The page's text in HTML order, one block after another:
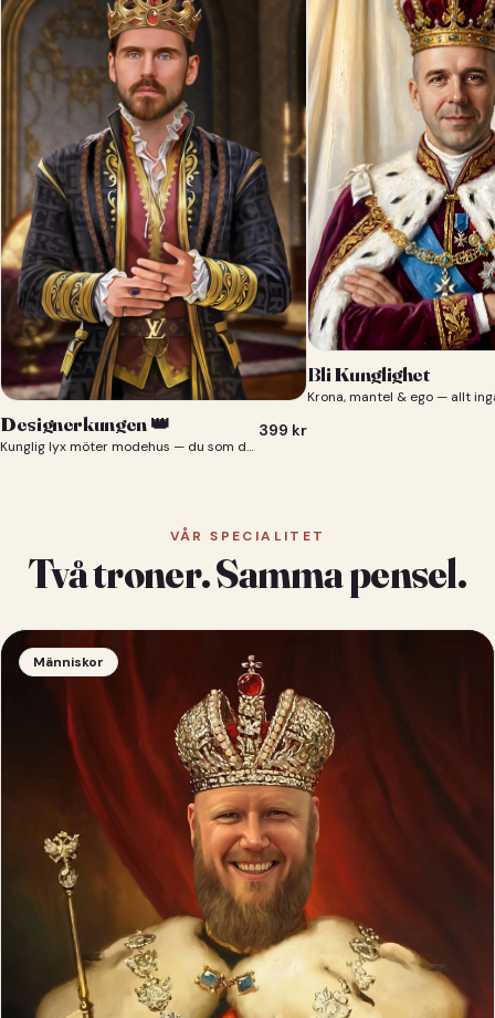
Designerkungen 👑
Kunglig lyx möter modehus — du som designerkung 👑
399 kr
Bli Kunglighet
Krona, mantel & ego — allt
VÅR SPECIALITET
Två troner. Samma pensel.
Människor